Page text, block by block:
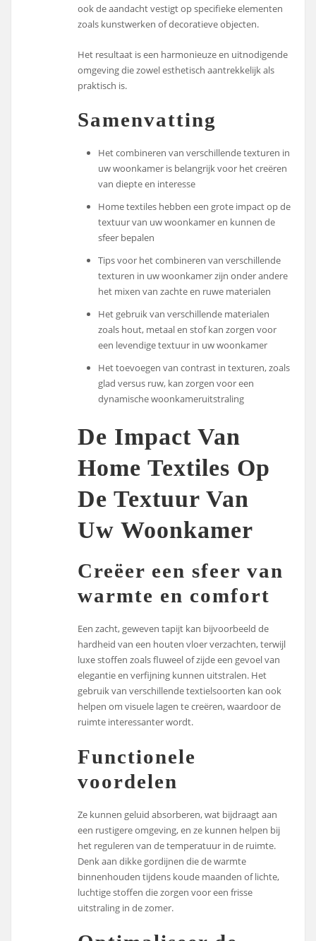
ook de aandacht vestigt op specifieke elementen
zoals kunstwerken of decoratieve objecten.
Het resultaat is een harmonieuze en uitnodigende
omgeving die zowel esthetisch aantrekkelijk als
praktisch is.
Samenvatting
Het combineren van verschillende texturen in
uw woonkamer is belangrijk voor het creëren
van diepte en interesse
Home textiles hebben een grote impact op de
textuur van uw woonkamer en kunnen de
sfeer bepalen
Tips voor het combineren van verschillende
texturen in uw woonkamer zijn onder andere
het mixen van zachte en ruwe materialen
Het gebruik van verschillende materialen
zoals hout, metaal en stof kan zorgen voor
een levendige textuur in uw woonkamer
Het toevoegen van contrast in texturen, zoals
glad versus ruw, kan zorgen voor een
dynamische woonkameruitstraling
De Impact Van
Home Textiles Op
De Textuur Van
Uw Woonkamer
Creëer een sfeer van
warmte en comfort
Een zacht, geweven tapijt kan bijvoorbeeld de
hardheid van een houten vloer verzachten, terwijl
luxe stoffen zoals fluweel of zijde een gevoel van
elegantie en verfijning kunnen uitstralen. Het
gebruik van verschillende textielsoorten kan ook
helpen om visuele lagen te creëren, waardoor de
ruimte interessanter wordt.
Functionele
voordelen
Ze kunnen geluid absorberen, wat bijdraagt aan
een rustigere omgeving, en ze kunnen helpen bij
het reguleren van de temperatuur in de ruimte.
Denk aan dikke gordijnen die de warmte
binnenhouden tijdens koude maanden of lichte,
luchtige stoffen die zorgen voor een frisse
uitstraling in de zomer.